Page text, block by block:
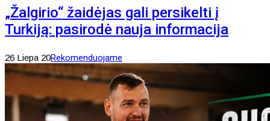
„Žalgirio“ žaidėjas gali persikelti į
Turkiją: pasirodė nauja informacija
26 Liepa 20Rekomenduojame